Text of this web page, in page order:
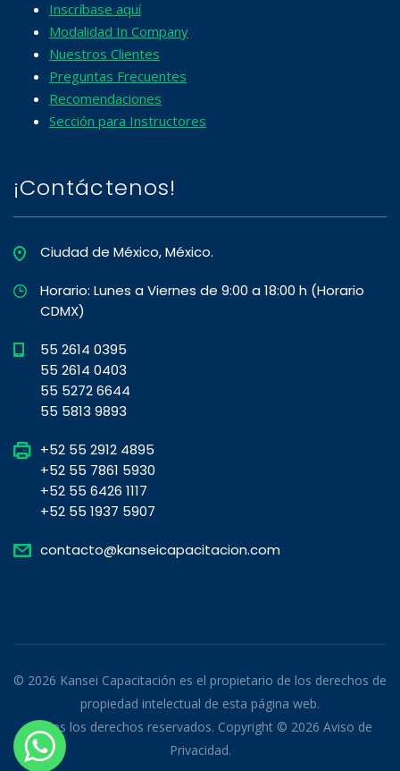
Inscríbase aquí
Modalidad In Company
Nuestros Clientes
Preguntas Frecuentes
Recomendaciones
Sección para Instructores
¡Contáctenos!
Ciudad de México, México.
Horario: Lunes a Viernes de 9:00 a 18:00 h (Horario
CDMX)
55 2614 0395
55 2614 0403
55 5272 6644
55 5813 9893
+52 55 2912 4895
+52 55 7861 5930
+52 55 6426 1117
+52 55 1937 5907
contacto@kanseicapacitacion.com
© 2026 Kansei Capacitación es el propietario de los derechos de
propiedad intelectual de esta página web.
Todos los derechos reservados. Copyright © 2026 Aviso de
Privacidad.